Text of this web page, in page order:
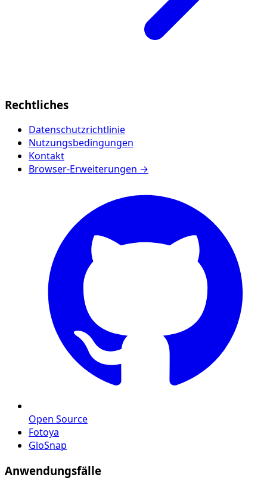
Rechtliches
Datenschutzrichtlinie
Nutzungsbedingungen
Kontakt
Browser-Erweiterungen →
Open Source
Fotoya
GloSnap
Anwendungsfälle